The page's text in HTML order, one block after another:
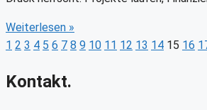
Weiterlesen »
1 2 3 4 5 6 7 8 9 10 11 12 13 14 15 16
Kontakt.